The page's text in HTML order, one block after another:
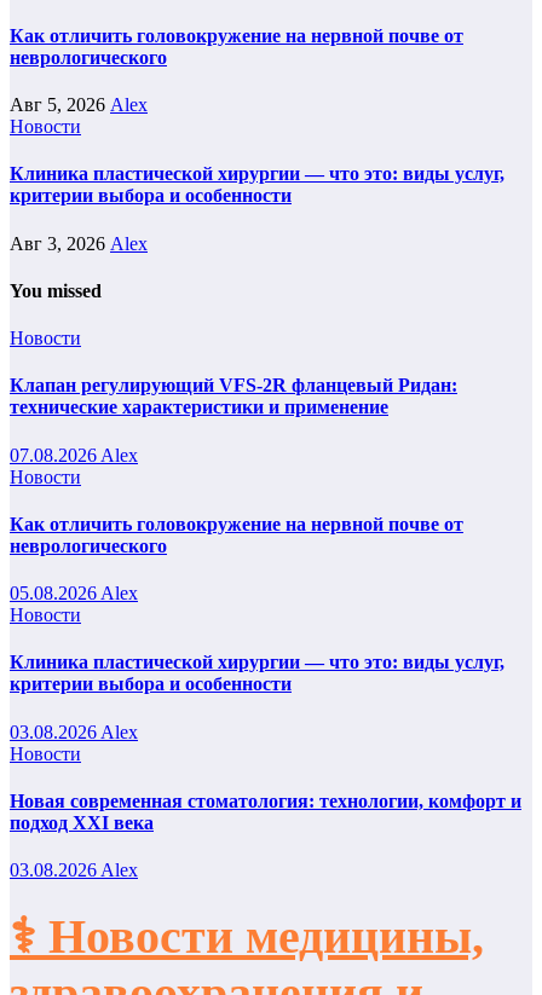
Как отличить головокружение на нервной почве от
неврологического
Авг 5, 2026 Alex
Новости
Клиника пластической хирургии — что это: виды услуг,
критерии выбора и особенности
Авг 3, 2026 Alex
You missed
Новости
Клапан регулирующий VFS-2R фланцевый Ридан:
технические характеристики и применение
07.08.2026 Alex
Новости
Как отличить головокружение на нервной почве от
неврологического
05.08.2026 Alex
Новости
Клиника пластической хирургии — что это: виды услуг,
критерии выбора и особенности
03.08.2026 Alex
Новости
Новая современная стоматология: технологии, комфорт и
подход XXI века
03.08.2026 Alex
⚕️ Новости медицины,